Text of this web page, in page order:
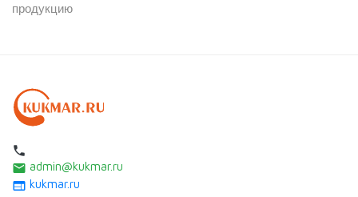
продукцию
local_phone
email admin@kukmar.ru
web kukmar.ru